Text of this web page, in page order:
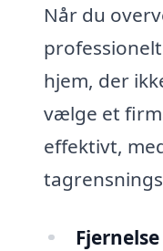
Når du
hjem, der
vælge et
effektivt,